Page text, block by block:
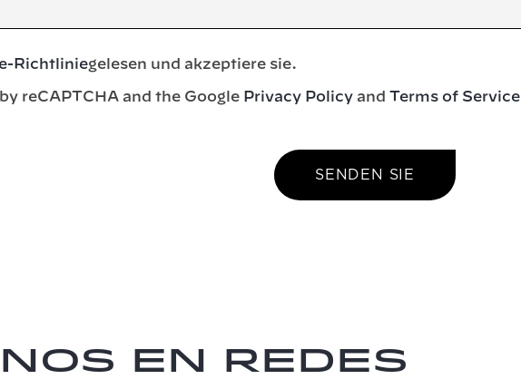
Richtliniegelesen und akzeptiere sie.
reCAPTCHA and the Google Privacy Policy and Terms of Service
SENDEN SIE
en redes